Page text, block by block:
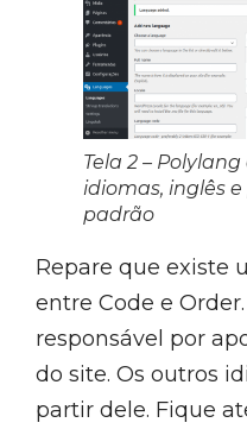
Tela 2 –
idiomas, inglês
padrão
Repare que existe
entre Code e
responsável por
do site. Os outros
partir dele. Fique